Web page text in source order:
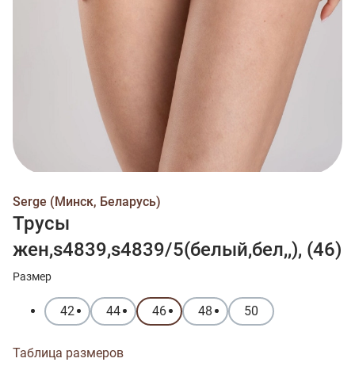
Serge (Минск, Беларусь)
Трусы
жен,s4839,s4839/5(белый,бел,,), (46)
Размер
42 44 46 48 50
Таблица размеров